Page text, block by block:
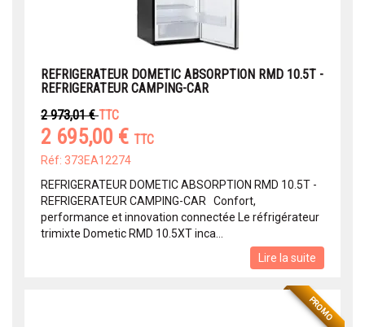
REFRIGERATEUR DOMETIC ABSORPTION RMD 10.5T -
REFRIGERATEUR CAMPING-CAR
2 973,01 €TTC
2 695,00 € TTC
Réf: 373EA12274
REFRIGERATEUR DOMETIC ABSORPTION RMD 10.5T -
REFRIGERATEUR CAMPING-CAR Confort,
performance et innovation connectée Le réfrigérateur
trimixte Dometic RMD 10.5XT inca...
Lire la suite
PROMO